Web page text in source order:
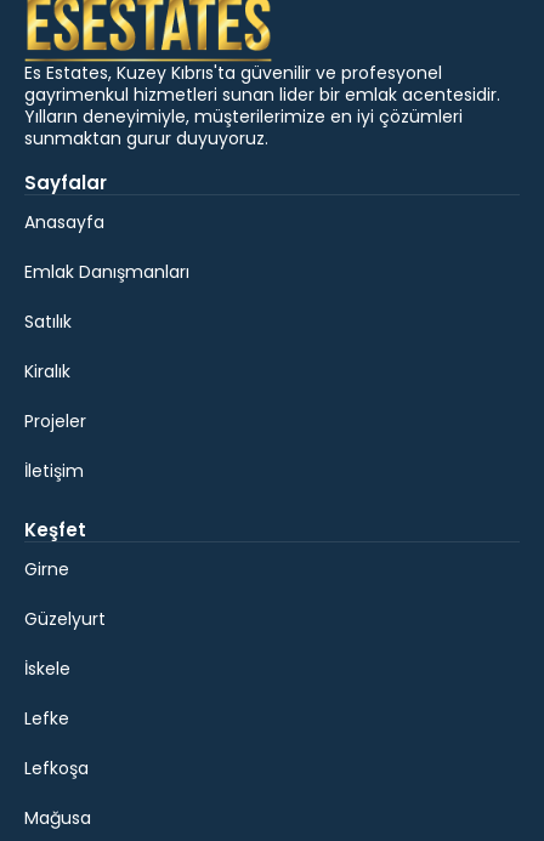
Es Estates, Kuzey Kıbrıs'ta güvenilir ve profesyonel
gayrimenkul hizmetleri sunan lider bir emlak acentesidir.
Yılların deneyimiyle, müşterilerimize en iyi çözümleri
sunmaktan gurur duyuyoruz.
Sayfalar
Anasayfa
Emlak Danışmanları
Satılık
Kiralık
Projeler
İletişim
Keşfet
Girne
Güzelyurt
İskele
Lefke
Lefkoşa
Mağusa